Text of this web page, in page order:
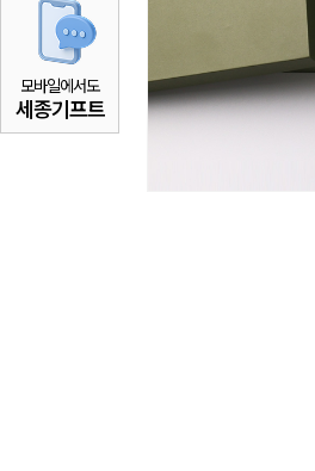
모바일에서도
세종기프트